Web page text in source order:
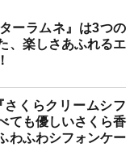
ーラムネ』は3つの
、楽しさあふれるエ
さくらクリームシフ
ても優しいさくら香
わふわシフォンケー